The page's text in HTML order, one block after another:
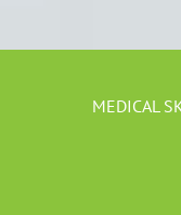
MEDICAL